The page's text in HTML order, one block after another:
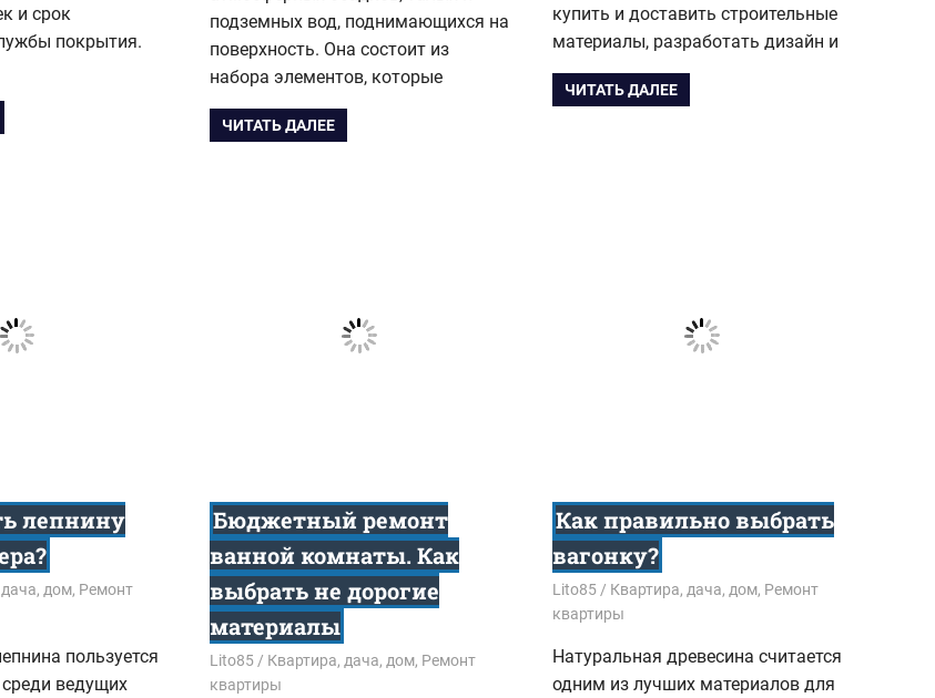
и срок
покрытия.
подземных вод, поднимающихся на
поверхность. Она состоит из
набора элементов, которые
ЧИТАТЬ ДАЛЕЕ
купить и доставить строительные
материалы, разработать дизайн и
ЧИТАТЬ ДАЛЕЕ
лепнину
дом, Ремонт
пользуется
ведущих
Бюджетный ремонт
ванной комнаты. Как
выбрать не дорогие
материалы
22.09.2021
Lito85 Квартира, дача, дом, Ремонт
квартиры
Как правильно выбрать
вагонку?
12.08.2021
Lito85 Квартира, дача, дом, Ремонт
квартиры
Натуральная древесина считается
одним из лучших материалов для